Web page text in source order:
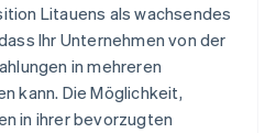
Litauens als wachsendes
Ihr Unternehmen von der
in mehreren
kann. Die Möglichkeit,
in ihrer bevorzugten